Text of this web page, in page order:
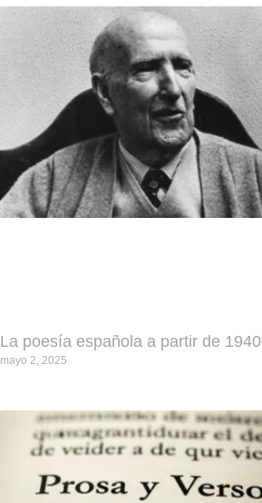
La poesía española a partir de 1940
mayo 2, 2025